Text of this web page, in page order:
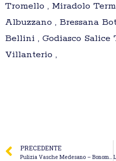
Tromello , Miradolo
Albuzzano , Bressana
Bellini , Godiasco Salice
Villanterio ,
PRECEDENTE
Pulizia Vasche Medesano – Bonomini Paolo